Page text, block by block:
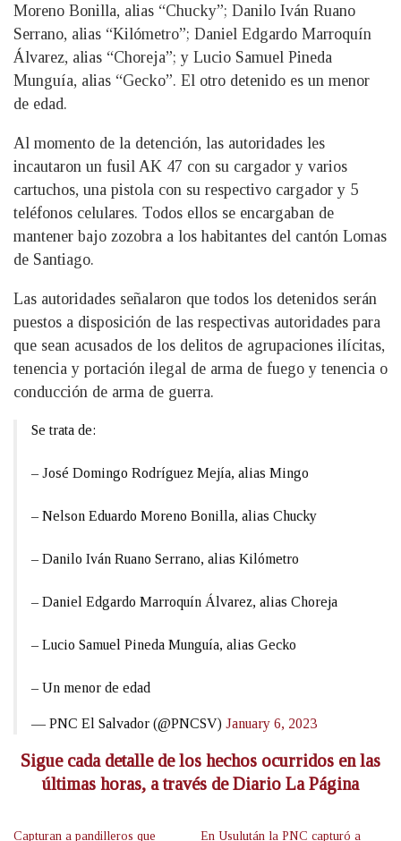
Moreno Bonilla, alias “Chucky”; Danilo Iván Ruano
Serrano, alias “Kilómetro”; Daniel Edgardo Marroquín
Álvarez, alias “Choreja”; y Lucio Samuel Pineda
Munguía, alias “Gecko”. El otro detenido es un menor
de edad.
Al momento de la detención, las autoridades les
incautaron un fusil AK 47 con su cargador y varios
cartuchos, una pistola con su respectivo cargador y 5
teléfonos celulares. Todos ellos se encargaban de
mantener bajo zozobra a los habitantes del cantón Lomas
de Santiago.
Las autoridades señalaron que todos los detenidos serán
puestos a disposición de las respectivas autoridades para
que sean acusados de los delitos de agrupaciones ilícitas,
tenencia y portación ilegal de arma de fuego y tenencia o
conducción de arma de guerra.
Se trata de:
– José Domingo Rodríguez Mejía, alias Mingo
– Nelson Eduardo Moreno Bonilla, alias Chucky
– Danilo Iván Ruano Serrano, alias Kilómetro
– Daniel Edgardo Marroquín Álvarez, alias Choreja
– Lucio Samuel Pineda Munguía, alias Gecko
– Un menor de edad
— PNC El Salvador (@PNCSV) January 6, 2023
Sigue cada detalle de los hechos ocurridos en las
últimas horas, a través de Diario La Página
Capturan a pandilleros que En Usulután la PNC capturó a